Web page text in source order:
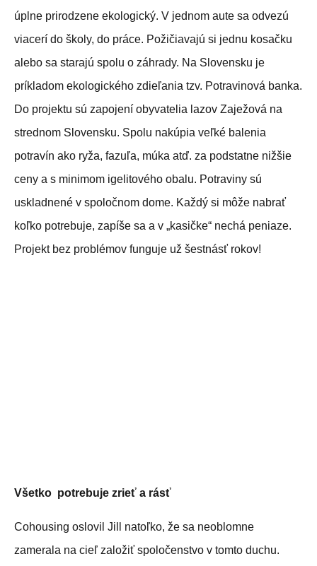
úplne prirodzene ekologický. V jednom aute sa odvezú
viacerí do školy, do práce. Požičiavajú si jednu kosačku
alebo sa starajú spolu o záhrady. Na Slovensku je
príkladom ekologického zdieľania tzv. Potravinová banka.
Do projektu sú zapojení obyvatelia lazov Zaježová na
strednom Slovensku. Spolu nakúpia veľké balenia
potravín ako ryža, fazuľa, múka atď. za podstatne nižšie
ceny a s minimom igelitového obalu. Potraviny sú
uskladnené v spoločnom dome. Každý si môže nabrať
koľko potrebuje, zapíše sa a v „kasičke“ nechá peniaze.
Projekt bez problémov funguje už šestnásť rokov!
Všetko potrebuje zrieť a rásť
Cohousing oslovil Jill natoľko, že sa neoblomne
zamerala na cieľ založiť spoločenstvo v tomto duchu.